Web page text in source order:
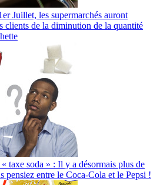
Juillet, les supermarchés auront
de la diminution de la quantité
taxe soda » : Il y a désormais plus de
pensiez entre le Coca-Cola et le Pepsi !